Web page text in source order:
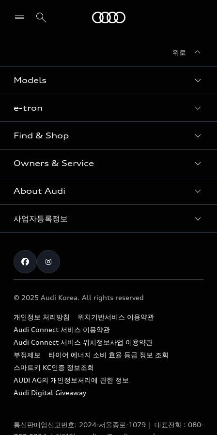
위로
Models
Sedan
SUV
Coupe
S range
e-tron
e-tron
Find & Shop
전시장/AAP 전시장/AS센터
아우디 신차 재고
아우디 모델 비교하기
아우디 공식 인증 중고차
The new Audi A6 Taste Drive 이벤트
Owners & Service
고객안내
Audi Connect
myAudiworld
내비게이션 데이터 다운로드
아우디 영상 매뉴얼
서비스 센터
서비스 프로그램
아우디 e-tron 케어 프로그램
사설수리업체를 위한 권고사항
About Audi
아우디 브랜드
Formula 1
Audi Story
아우디코리아 소식
아우디코리아 소개
아우디 스토리
아우디 브랜드 히스토리
quattro 시스템
사업자등록정보
통신판매업신고번호 : 2024-서울종로-1079
대표자명 : 틸 셰어
딩)
이메일 : audi_m@audi-ccc.co.kr
© 2025 Audi Korea. All rights reserved
개인정보 처리방침
위치기반서비스 이용약관
Audi Connect 서비스 이용약관
Audi Connect 서비스 위치정보사업 이용약관
부정제보
타이어 에너지 소비 효율 등급 정보 조회
스마트키 KC인증 정보조회
AUDI AG의 개인정보처리에 관한 정보
Audi Digital Giveaway
통신판매업신고번호: 2024-서울종로-1079｜ 대표전화 : 080-